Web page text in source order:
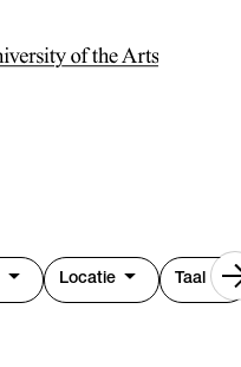
Locatie Taal